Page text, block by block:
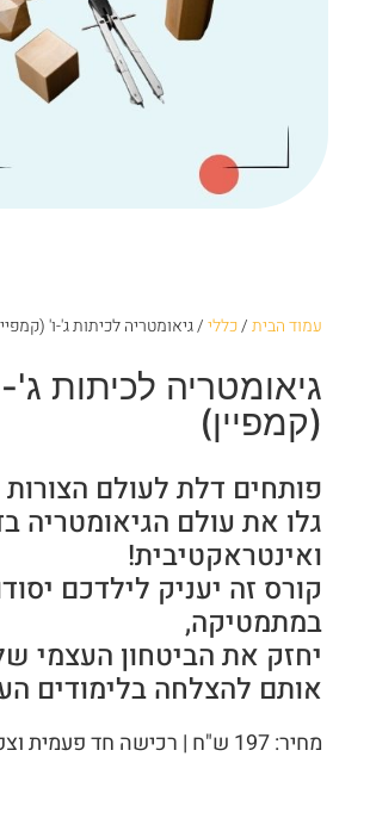
עמוד הבית/כללי/ גיאומטריה לכיתות ג'-ו'
גיאומטריה לכיתות ג'-
(קמפיין)
פותחים דלת לעולם
גלו את עולם הגיאומטריה
ואינטראקטיבית!
קורס זה יעניק לילדכם
במתמטיקה,
יחזק את הביטחון העצמי
אותם להצלחה בלימודים
מחיר: 197 ש"ח | רכישה חד פעמית וצפייה ללא הגבלה